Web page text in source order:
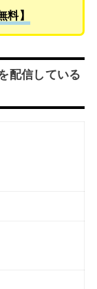
料】
配信している